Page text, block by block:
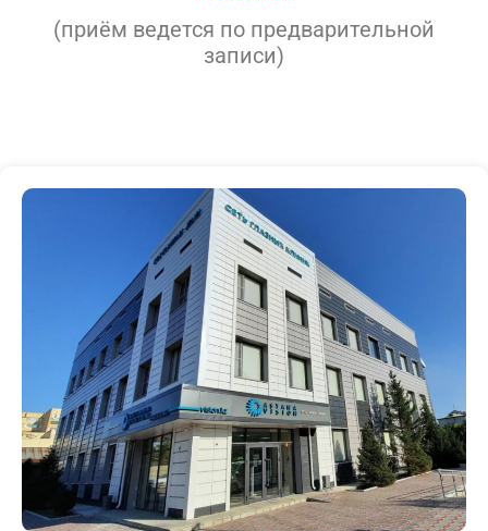
(приём ведется по предварительной
записи)